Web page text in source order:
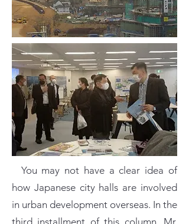
You may not have a clear idea of
how Japanese city halls are involved
in urban development overseas. In the
third installment of this column, Mr.